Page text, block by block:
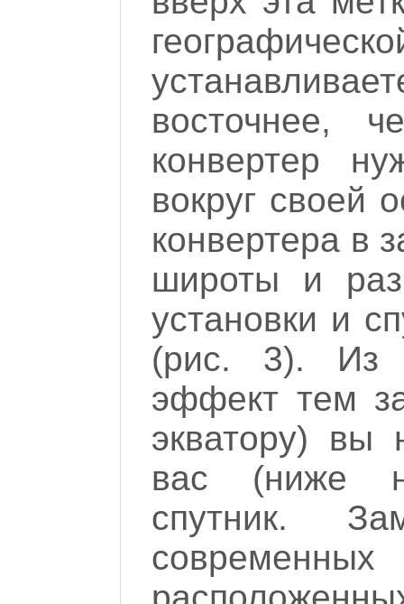
восточнее,
конвертер
вокруг своей
конвертера в
широты и
установки и
(рис. 3). Из
эффект тем
экватору) вы
вас (ниже
спутник.